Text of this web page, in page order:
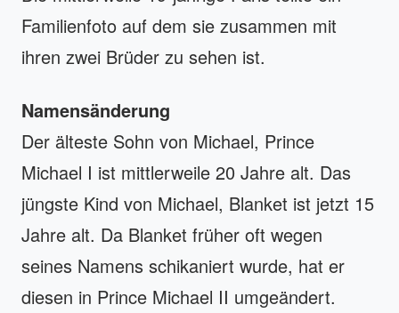
Familienfoto auf dem sie zusammen mit
ihren zwei Brüder zu sehen ist.
Namensänderung
Der älteste Sohn von Michael, Prince
Michael I ist mittlerweile 20 Jahre alt. Das
jüngste Kind von Michael, Blanket ist jetzt 15
Jahre alt. Da Blanket früher oft wegen
seines Namens schikaniert wurde, hat er
diesen in Prince Michael II umgeändert.